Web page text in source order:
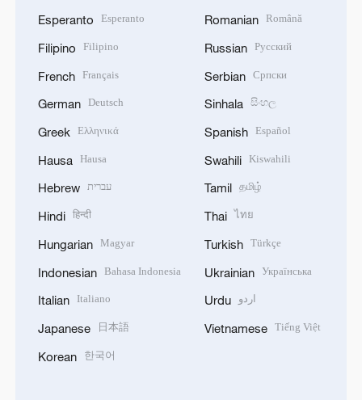
Esperanto Esperanto
Filipino Filipino
French Français
German Deutsch
Greek Ελληνικά
Hausa Hausa
Hebrew עברית
Hindi हिन्दी
Hungarian Magyar
Indonesian Bahasa Indonesia
Italian Italiano
Japanese 日本語
Korean 한국어
Romanian Română
Russian Русский
Serbian Српски
Sinhala සිංහල
Spanish Español
Swahili Kiswahili
Tamil தமிழ்
Thai ไทย
Turkish Türkçe
Ukrainian Українська
Urdu اردو
Vietnamese Tiếng Việt